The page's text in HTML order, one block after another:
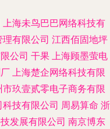
上海未鸟巴巴网络科技有
有限公司 江西佰固地坪
公司 干果 上海顾墨萤电
上海楚企网络科技有限
市玖壹贰零电子商务有限
技有限公司 周易算命 浙
发展有限公司 南京博东